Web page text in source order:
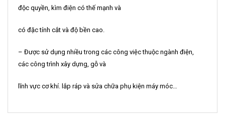
độc quyền, kìm điện có thế mạnh và
có đặc tính cắt và độ bền cao.
– Được sử dụng nhiều trong các công việc thuộc ngành điện,
các công trình xây dựng, gỗ và
lĩnh vực cơ khí. lắp ráp và sửa chữa phụ kiện máy móc…